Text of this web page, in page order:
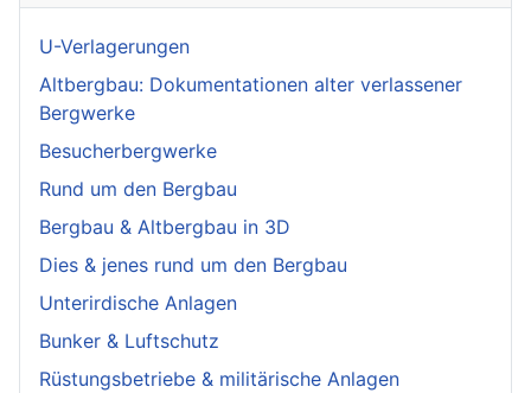
U-Verlagerungen
Altbergbau: Dokumentationen alter verlassener
Bergwerke
Besucherbergwerke
Rund um den Bergbau
Bergbau & Altbergbau in 3D
Dies & jenes rund um den Bergbau
Unterirdische Anlagen
Bunker & Luftschutz
Rüstungsbetriebe & militärische Anlagen